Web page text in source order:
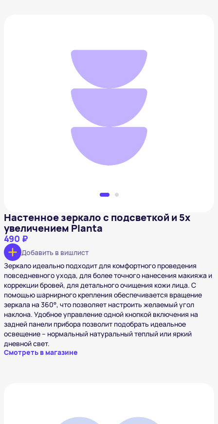
Настенное зеркало с подсветкой и 5х
увеличением Planta
490 ₽
Настенное зеркало с подсветкой и 5х
увеличением Planta
490 ₽
Добавить в вишлист
Зеркало идеально подходит для комфортного проведения
повседневного ухода, для более точного нанесения макияжа и
коррекции бровей, для детального очищения кожи лица. С
помощью шарнирного крепления обеспечивается вращение
зеркала на 360°, что позволяет настроить желаемый угол
наклона. Удобное управление одной кнопкой включения на
задней панели прибора позволит подобрать идеальное
освещение – нормальный натуральный теплый или яркий
дневной свет.
Смотреть в магазине